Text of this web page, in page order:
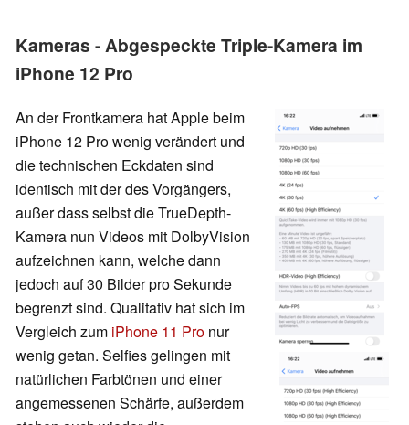
Kameras - Abgespeckte Triple-Kamera im
iPhone 12 Pro
An der Frontkamera hat Apple beim
iPhone 12 Pro wenig verändert und
die technischen Eckdaten sind
identisch mit der des Vorgängers,
außer dass selbst die TrueDepth-
Kamera nun Videos mit DolbyVision
aufzeichnen kann, welche dann
jedoch auf 30 Bilder pro Sekunde
begrenzt sind. Qualitativ hat sich im
Vergleich zum iPhone 11 Pro nur
wenig getan. Selfies gelingen mit
natürlichen Farbtönen und einer
angemessenen Schärfe, außerdem